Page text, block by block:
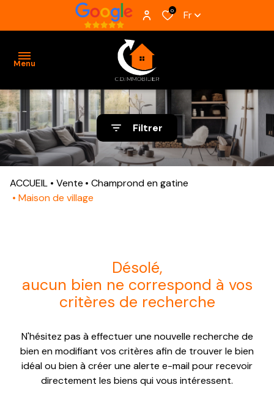
0 Fr
Menu
ACCUEIL
VENTES
BIENS
VENDUS
NOTRE
AGENCE
CONTACT
Filtrer
ACCUEIL Vente
Champrond en gatine
Maison de village
désolé,
aucun bien ne correspond à vos
critères de recherche
N'hésitez pas à effectuer une nouvelle recherche de
bien en modifiant vos critères afin de trouver le bien
idéal ou bien à créer une alerte e-mail pour recevoir
directement les biens qui vous intéressent.